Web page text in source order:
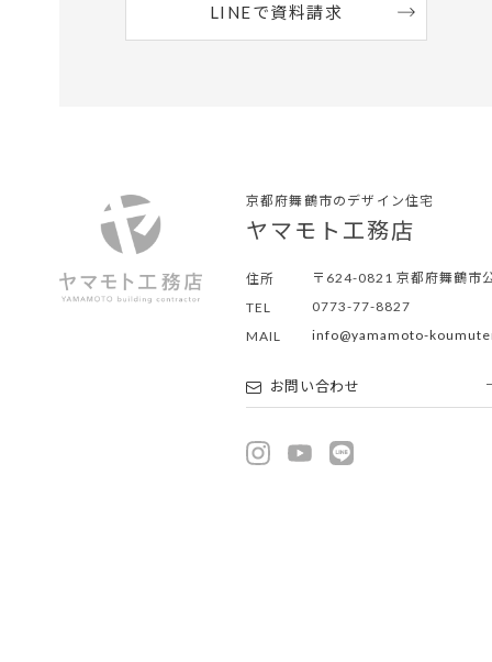
LINEで資料請求
京都府舞鶴市のデザイン住宅
ヤマモト工務店
住所 〒624-0821 京都府舞鶴市
TEL
0773-77-8827
MAIL
info@yamamoto-
お問い合わせ